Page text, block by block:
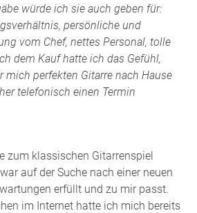
würde ich sie auch geben für:
persönliche und
vom Chef, nettes Personal, tolle
dem Kauf hatte ich das Gefühl,
mich perfekten Gitarre nach Hause
telefonisch einen Termin
zum klassischen Gitarrenspiel
auf der Suche nach einer neuen
erfüllt und zu mir passt.
im Internet hatte ich mich bereits